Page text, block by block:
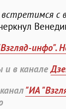
с
инфо".
и в канале
"ИА